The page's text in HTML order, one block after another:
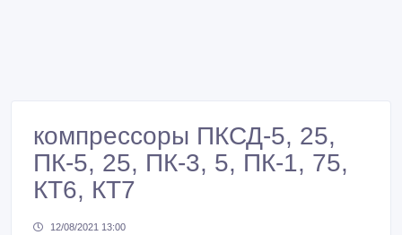
компрессоры ПКСД-5, 25,
ПК-5, 25, ПК-3, 5, ПК-1, 75,
КТ6, КТ7
12/08/2021 13:00